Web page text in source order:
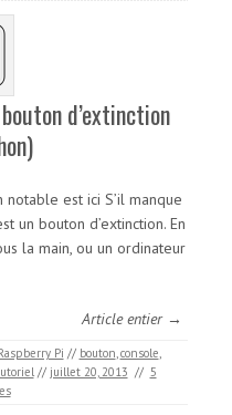
d’extinction
est ici S’il manque
un bouton d’extinction. En
la main, ou un ordinateur
Article entier →
Pi // bouton console
// juillet 20, 2013 // 5